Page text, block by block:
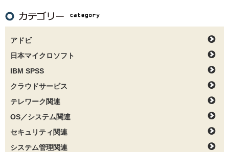
アドビ
日本マイクロソフト
IBM SPSS
クラウドサービス
テレワーク関連
OS／システム関連
セキュリティ関連
システム管理関連